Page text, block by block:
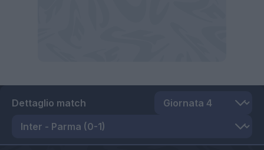
Dettaglio match